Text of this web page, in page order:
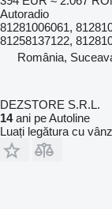
Autoradio
81281006061,
81258137122,
România,
DEZSTORE S.R.L.
14ani pe Autoline
Luați legătura cu